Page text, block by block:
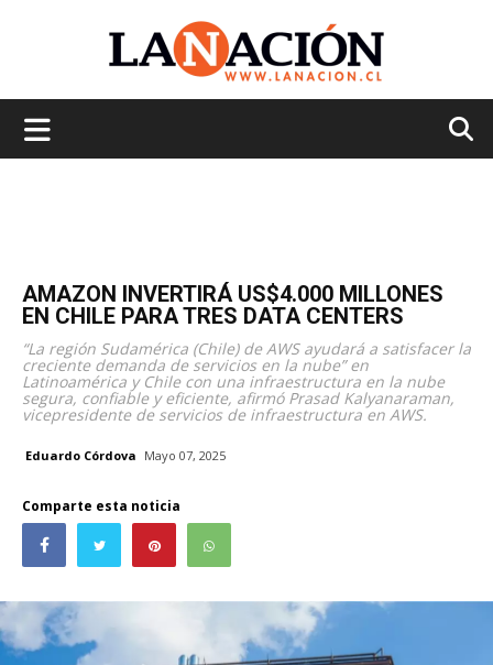
AMAZON INVERTIRÁ US$4.000 MILLONES
EN CHILE PARA TRES DATA CENTERS
“La región Sudamérica (Chile) de AWS ayudará a satisfacer la
creciente demanda de servicios en la nube” en
Latinoamérica y Chile con una infraestructura en la nube
segura, confiable y eficiente, afirmó Prasad Kalyanaraman,
vicepresidente de servicios de infraestructura en AWS.
Eduardo Córdova Mayo 07, 2025
Comparte esta noticia